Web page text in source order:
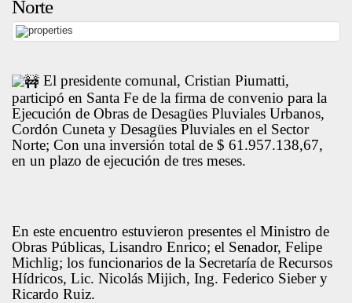
Norte
El presidente comunal, Cristian Piumatti,
participó en Santa Fe de la firma de convenio para la
Ejecución de Obras de Desagües Pluviales Urbanos,
Cordón Cuneta y Desagües Pluviales en el Sector
Norte; Con una inversión total de $ 61.957.138,67,
en un plazo de ejecución de tres meses.
En este encuentro estuvieron presentes el Ministro de
Obras Públicas, Lisandro Enrico; el Senador, Felipe
Michlig; los funcionarios de la Secretaría de Recursos
Hídricos, Lic. Nicolás Mijich, Ing. Federico Sieber y
Ricardo Ruiz.